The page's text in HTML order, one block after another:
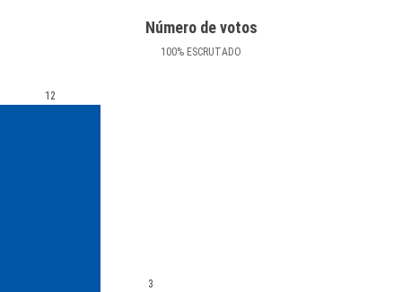
Número de votos
100% ESCRUTADO
12
3